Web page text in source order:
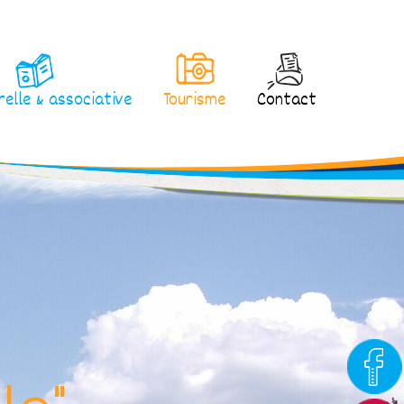
& associative Tourisme Contact